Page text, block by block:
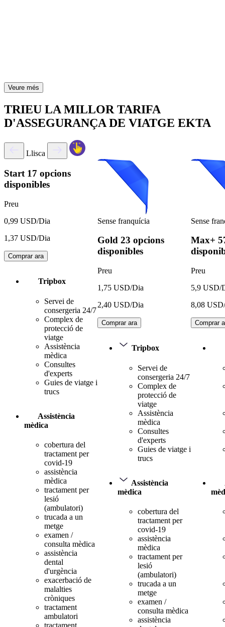
Veure més
TRIEU LA MILLOR TARIFA
D'ASSEGURANÇA DE VIATGE EKTA
Llisca
Start 17 opcions
disponibles
Preu
0,99 USD/Dia
1,37 USD/Dia
Comprar ara
Tripbox
Servei de
consergeria 24/7
Complex de
protecció de
viatge
Assistència
mèdica
Consultes
d'experts
Guies de viatge i
trucs
Assistència
mèdica
cobertura del
tractament per
covid-19
assistència
mèdica
tractament per
lesió
(ambulatori)
trucada a un
metge
examen /
consulta mèdica
assistència
dental
d'urgència
exacerbació de
malalties
cròniques
tractament
ambulatori
Sense franquícia
Gold 23 opcions
disponibles
Preu
1,75 USD/Dia
2,40 USD/Dia
Comprar ara
Tripbox
Servei de
consergeria 24/7
Complex de
protecció de
viatge
Assistència
mèdica
Consultes
d'experts
Guies de viatge i
trucs
Assistència
mèdica
cobertura del
tractament per
covid-19
assistència
mèdica
tractament per
lesió
(ambulatori)
trucada a un
metge
examen /
consulta mèdica
assistència
Sense
Max+
Preu
5,9 USD/
8,08
Comprar